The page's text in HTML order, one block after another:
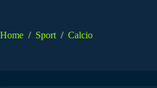
Home / Sport / Calcio